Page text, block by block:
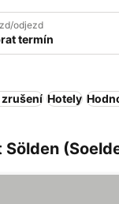
odjezd
termín
zrušení Hotely